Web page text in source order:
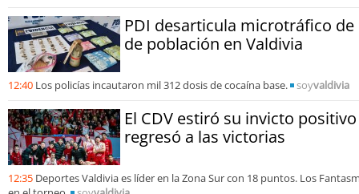
PDI desarticula microtráfico
de población en Valdivia
12:40 Los policías incautaron mil 312 dosis de cocaína base. soyvaldivia
El CDV estiró su invicto
regresó a las victorias
12:35 Deportes Valdivia es líder en la Zona Sur con 18 puntos. Los